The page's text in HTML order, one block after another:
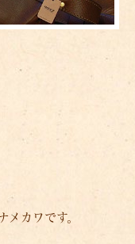
メカワです。